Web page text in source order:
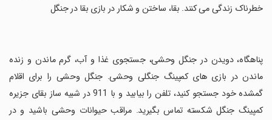
خطرناک زندگی می کنند. بقا، ساختن و شکار در بازی بقا در جنگل
‏پناهگاه، دویدن در جنگل وحشی، جستجوی غذا و آب، گرم ماندن و زنده
ماندن در بازی های کمپینگ جنگلی وحشی. جنگل وحشی را برای اقلام
گمشده خود جستجو کنید، تلفن را بیابید و با 911 در شبیه ساز بقای جزیره
کمپینگ جنگل شکسته تماس بگیرید. مراقب حیوانات وحشی باشید و در